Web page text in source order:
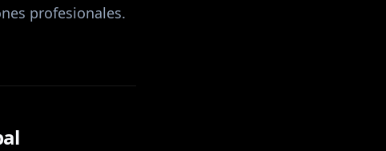
profesionales.